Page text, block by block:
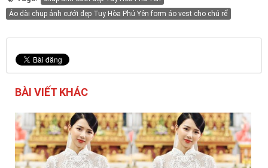
Áo dài chụp ảnh cưới đẹp Tuy Hòa Phú Yên form áo vest cho chú rể
BÀI VIẾT KHÁC